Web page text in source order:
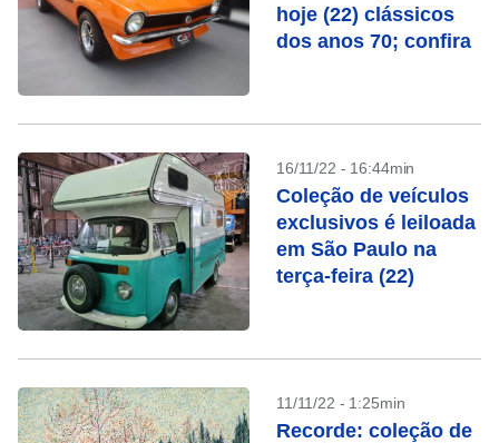
hoje (22) clássicos
dos anos 70; confira
16/11/22 - 16:44min
Coleção de veículos
exclusivos é leiloada
em São Paulo na
terça-feira (22)
11/11/22 - 1:25min
Recorde: coleção de